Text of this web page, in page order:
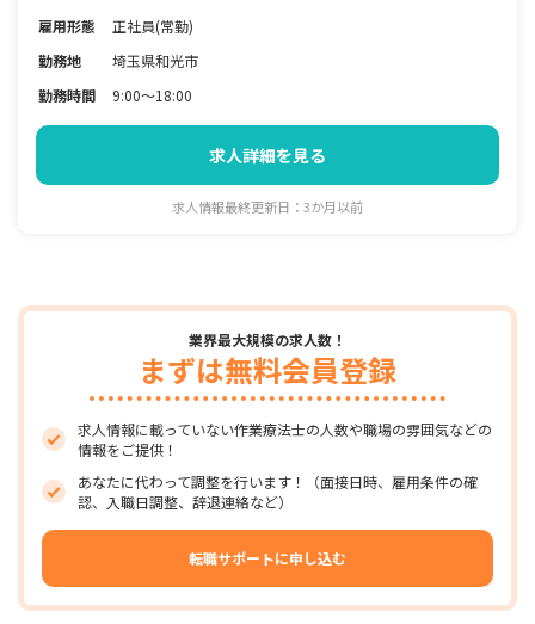
雇用形態
正社員(常勤)
勤務地
埼玉県和光市
勤務時間
9:00～18:00
求人詳細を見る
求人情報最終更新日：3か月以前
業界最大規模の求人数！
まずは無料会員登録
求人情報に載っていない作業療法士の人数や職場の雰囲気などの
情報をご提供！
あなたに代わって調整を行います！（面接日時、雇用条件の確
認、入職日調整、辞退連絡など）
転職サポートに申し込む